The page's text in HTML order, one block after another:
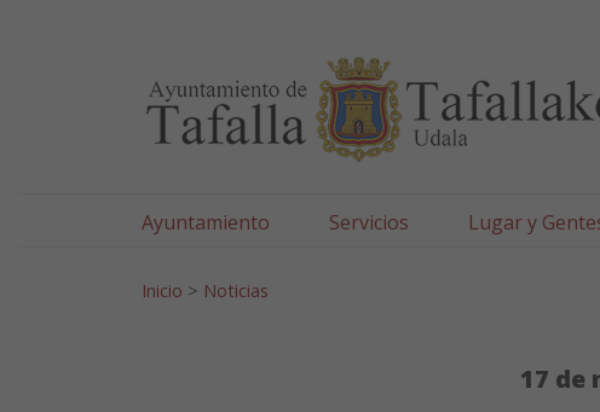
Ayuntamiento Servicios Lugar y
Inicio > Noticias
17 de